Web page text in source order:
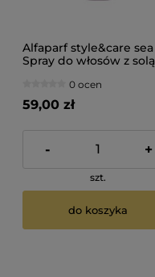
Alfaparf style&care sea
Spray do włosów z solą
0 ocen
59,00 zł
- +
szt.
do koszyka